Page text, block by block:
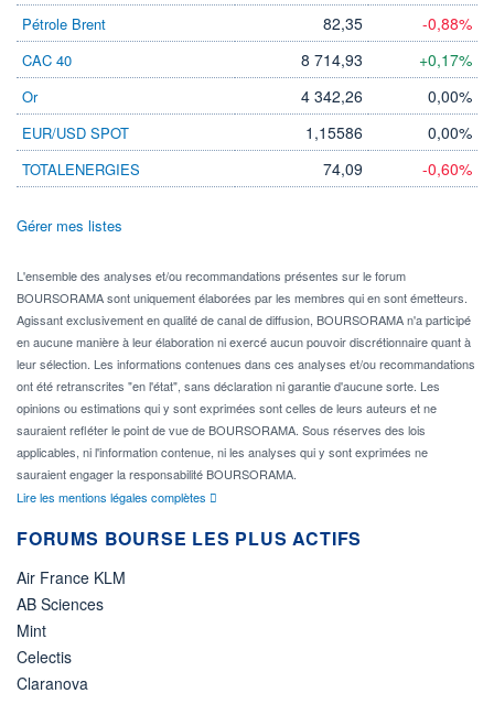
Pétrole Brent 82,35 -0,88%
CAC 40 8 714,93 +0,17%
Or 4 342,26 0,00%
EUR/USD SPOT 1,15586 0,00%
TOTALENERGIES 74,09 -0,60%
Gérer mes listes
L'ensemble des analyses et/ou recommandations présentes sur le forum
BOURSORAMA sont uniquement élaborées par les membres qui en sont émetteurs.
Agissant exclusivement en qualité de canal de diffusion, BOURSORAMA n'a participé
en aucune manière à leur élaboration ni exercé aucun pouvoir discrétionnaire quant à
leur sélection. Les informations contenues dans ces analyses et/ou recommandations
ont été retranscrites "en l'état", sans déclaration ni garantie d'aucune sorte. Les
opinions ou estimations qui y sont exprimées sont celles de leurs auteurs et ne
sauraient refléter le point de vue de BOURSORAMA. Sous réserves des lois
applicables, ni l'information contenue, ni les analyses qui y sont exprimées ne
sauraient engager la responsabilité BOURSORAMA.
Lire les mentions légales complètes
FORUMS BOURSE LES PLUS ACTIFS
Air France KLM
AB Sciences
Mint
Celectis
Claranova